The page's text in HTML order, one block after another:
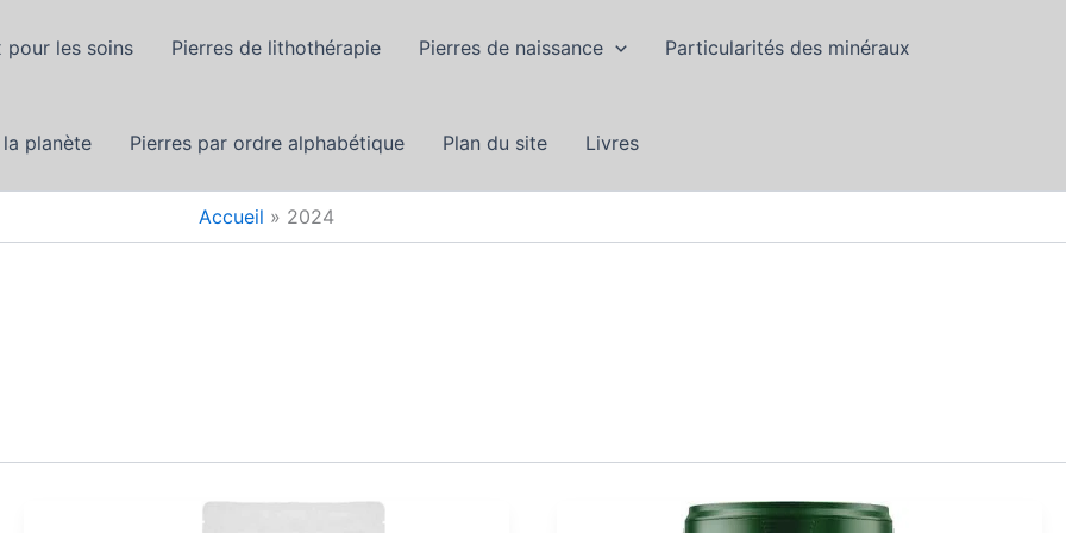
pour les soins Pierres de lithothérapie Pierres de naissance Particularités des minéraux
planète Pierres par ordre alphabétique Plan du site Livres
Accueil 2024